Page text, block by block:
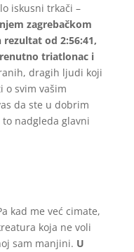
iskusni trkači –
zagrebačkom
od 2:56:41,
triatlonac i
dragih ljudi koji
o svim vašim
da ste u dobrim
to nadgleda glavni
kad me već cimate,
koja ne voli
sam manjini. U